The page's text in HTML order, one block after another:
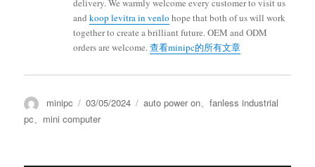
delivery. We warmly welcome every customer to visit us
andkoop levitra in venlo hope that both of us will work
together to create a brilliant future. OEM and ODM
orders are welcome.查看minipc的所有文章
minipc 03/05/2024 auto power on、fanless industrial
pc
mini computer